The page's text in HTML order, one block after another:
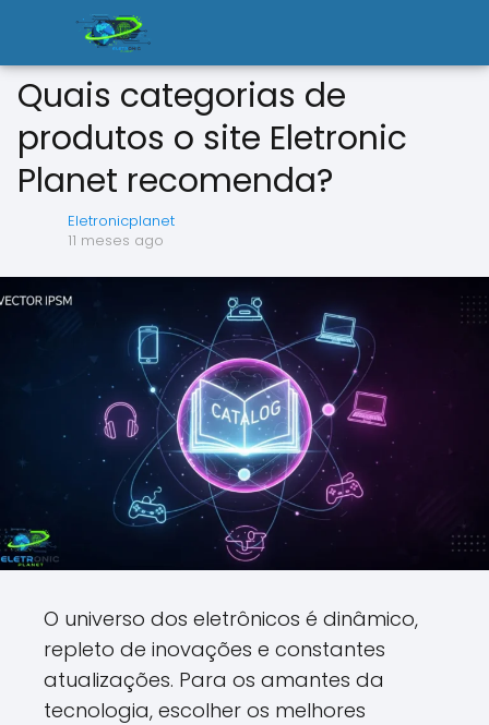
Quais categorias de
produtos o site Eletronic
Planet recomenda?
Eletronicplanet
11 meses ago
O universo dos eletrônicos é dinâmico,
repleto de inovações e constantes
atualizações. Para os amantes da
tecnologia, escolher os melhores